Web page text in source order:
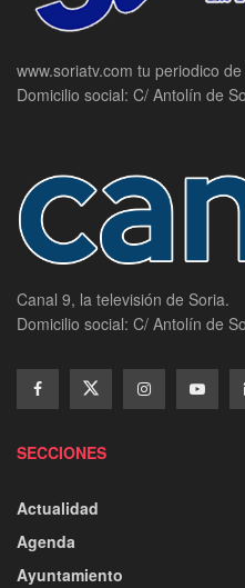
www.soriatv.com tu periodico
Domicilio social: C/ Antolín de
Canal 9, la televisión de Soria.
Domicilio social: C/ Antolín de
SECCIONES
Actualidad
Agenda
Ayuntamiento